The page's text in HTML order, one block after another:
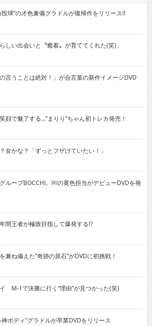
球”の才色兼備グラドルが復帰作をリリース!!
い出会いと〝癒着〟が育ててくれた(笑)」
うことは絶対！」が合言葉の新作イメージDVD
で魅了する…“まりり”ちゃん初トレカ発売！
かな？「ずっとフザけていたい！」
ループBOCCHI。￼の黄色担当がデビューDVDを発
王者が極致目指して爆発する!?
ね備えた“奇跡の原石”がDVDに初挑戦！
M-1で決勝に行く“理由”が見つかった(笑)
ボディ”グラドルが卒業DVDをリリース